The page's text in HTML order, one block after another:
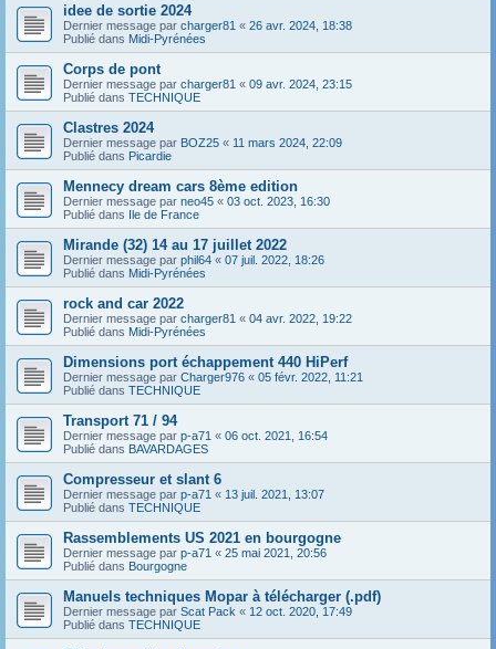
idee de sortie 2024
Dernier message par charger81 « 26 avr. 2024, 18:38
Publié dans Midi-Pyrénées
Corps de pont
Dernier message par charger81 « 09 avr. 2024, 23:15
Publié dans TECHNIQUE
Clastres 2024
Dernier message par BOZ25 « 11 mars 2024, 22:09
Publié dans Picardie
Mennecy dream cars 8ème edition
Dernier message par neo45 « 03 oct. 2023, 16:30
Publié dans Ile de France
Mirande (32) 14 au 17 juillet 2022
Dernier message par phil64 « 07 juil. 2022, 18:26
Publié dans Midi-Pyrénées
rock and car 2022
Dernier message par charger81 « 04 avr. 2022, 19:22
Publié dans Midi-Pyrénées
Dimensions port échappement 440 HiPerf
Dernier message par Charger976 « 05 févr. 2022, 11:21
Publié dans TECHNIQUE
Transport 71 / 94
Dernier message par p-a71 « 06 oct. 2021, 16:54
Publié dans BAVARDAGES
Compresseur et slant 6
Dernier message par p-a71 « 13 juil. 2021, 13:07
Publié dans TECHNIQUE
Rassemblements US 2021 en bourgogne
Dernier message par p-a71 « 25 mai 2021, 20:56
Publié dans Bourgogne
Manuels techniques Mopar à télécharger (.pdf)
Dernier message par Scat Pack « 12 oct. 2020, 17:49
Publié dans TECHNIQUE